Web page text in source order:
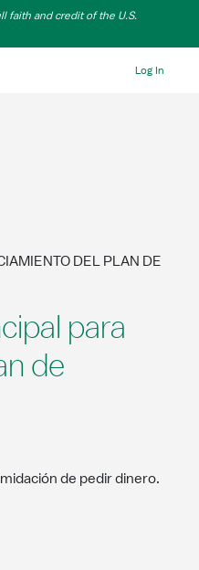
faith and credit of the U.S.
Log In
para
de
DEL PLAN DE
de pedir dinero.